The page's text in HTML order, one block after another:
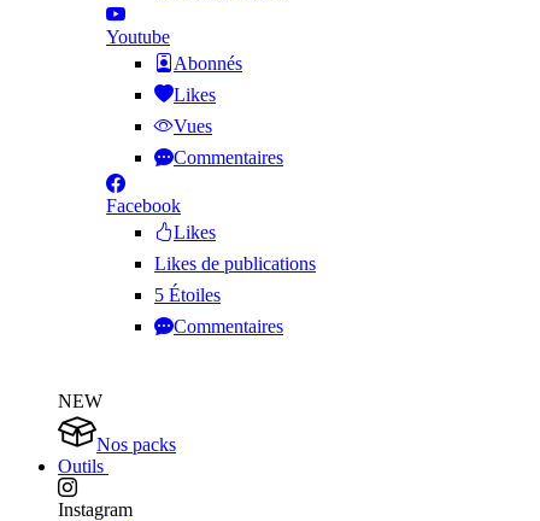
Youtube
Abonnés
Likes
Vues
Commentaires
Facebook
Likes
Likes de publications
5 Étoiles
Commentaires
NEW
Nos packs
Outils
Instagram